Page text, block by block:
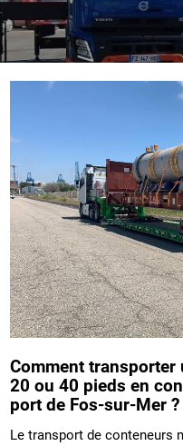
Comment
20 ou 40 pieds en
port de Fos-sur-Mer ?
Le transport de conteneurs